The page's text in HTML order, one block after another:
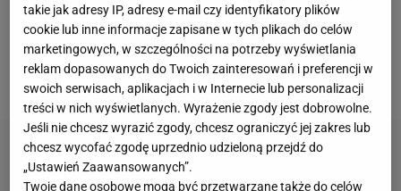
Napoliz Piotrem Zielińskim i Arkadiuszem Milikiem
w składzie trafiło do "grupy śmierci" z Paris Saint-
Germain, Liverpoolem oraz Crveną Zvezdą Belgrad.
takie jak adresy IP, adresy e-mail czy identyfikatory plików
cookie lub inne informacje zapisane w tych plikach do celów
marketingowych, w szczególności na potrzeby wyświetlania
reklam dopasowanych do Twoich zainteresowań i preferencji w
swoich serwisach, aplikacjach i w Internecie lub personalizacji
treści w nich wyświetlanych. Wyrażenie zgody jest dobrowolne.
Jeśli nie chcesz wyrazić zgody, chcesz ograniczyć jej zakres lub
chcesz wycofać zgodę uprzednio udzieloną przejdź do
„Ustawień Zaawansowanych”.
Twoje dane osobowe mogą być przetwarzane także do celów